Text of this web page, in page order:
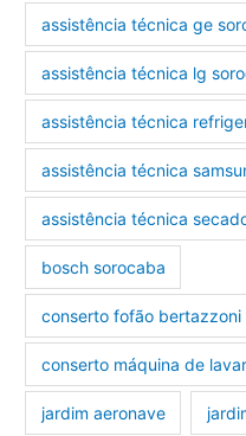
assistência técnica ge
assistência técnica lg
assistência técnica
assistência técnica
assistência técnica
bosch sorocaba
conserto fofão bertazzoni
conserto máquina de
jardim aeronave